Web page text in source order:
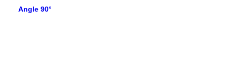
Angle 90°